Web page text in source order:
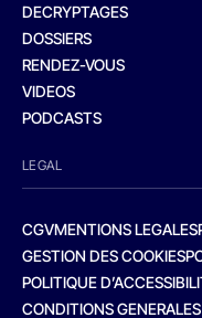
DECRYPTAGES
DOSSIERS
RENDEZ-VOUS
VIDEOS
PODCASTS
LEGAL
CGVMENTIONS LEGALES
GESTION DES COOKIES
POLITIQUE
CONDITIONS